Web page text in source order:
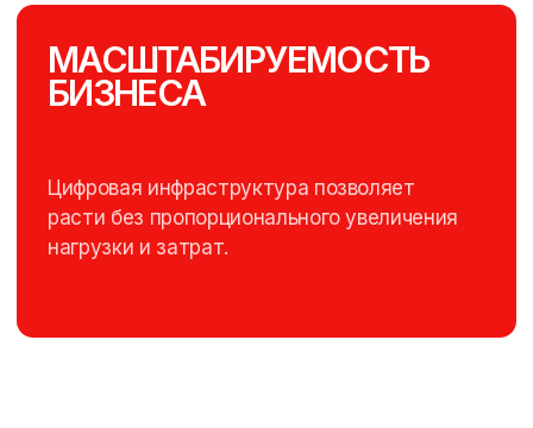
МАСШТАБИРУЕМОСТЬ
БИЗНЕСА
Цифровая инфраструктура позволяет
расти без пропорционального увеличения
нагрузки и затрат.